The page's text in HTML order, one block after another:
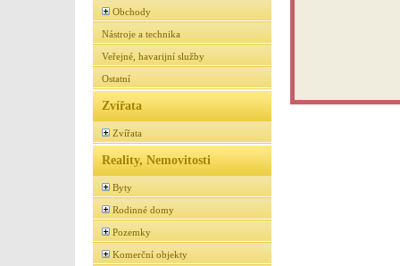
Obchody
Nástroje a technika
Veřejné, havarijní služby
Ostatní
Zvířata
Zvířata
Reality, Nemovitosti
Byty
Rodinné domy
Pozemky
Komerční objekty